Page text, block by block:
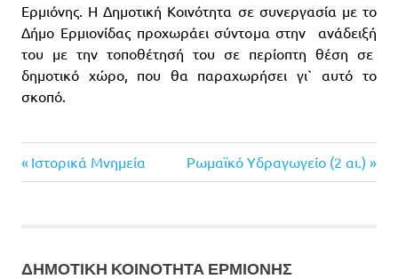
Ερμιόνης. Η Δημοτική Κοινότητα σε συνεργασία με το
Δήμο Ερμιονίδας προχωράει σύντομα στην ανάδειξή
του με την τοποθέτησή του σε περίοπτη θέση σε
δημοτικό χώρο, που θα παραχωρήσει γι` αυτό το
σκοπό.
Πλοήγηση
Previous
Post:
Ιστορικά Μνημεία
Next
Post:
Ρωμαϊκό Υδραγωγείο (2 αι.)
ΔΗΜΟΤΙΚΗ ΚΟΙΝΟΤΗΤΑ ΕΡΜΙΟΝΗΣ